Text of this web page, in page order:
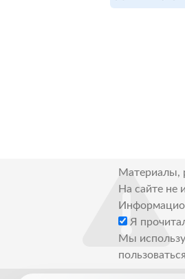
Материалы,
На сайте не
Я
Мы